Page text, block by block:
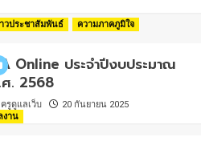
วประชาสัมพันธ์ ความภาคภูมิใจ
Online ประจำปีงบประมาณ
. 2568
ครูดูแลเว็บ 20 กันยายน 2025
งาน